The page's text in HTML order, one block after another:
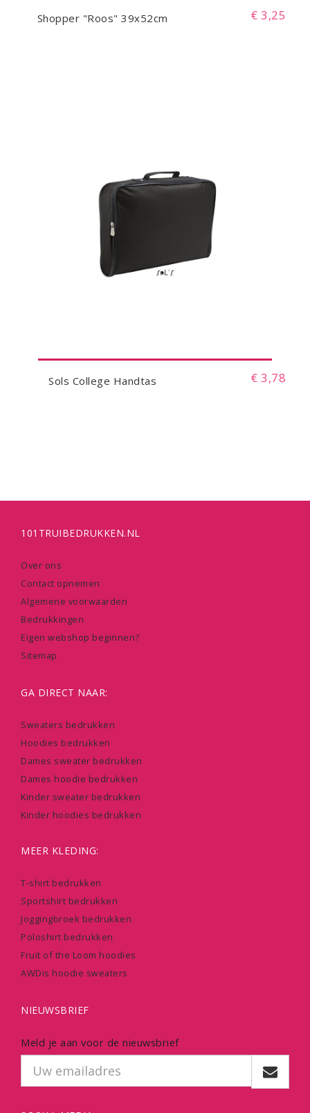
Shopper "Roos" 39x52cm € 3,25
Sols College Handtas € 3,78
101TRUIBEDRUKKEN.NL
Over ons
Contact opnemen
Algemene voorwaarden
Bedrukkingen
Eigen webshop beginnen?
Sitemap
GA DIRECT NAAR:
Sweaters bedrukken
Hoodies bedrukken
Dames sweater bedrukken
Dames hoodie bedrukken
Kinder sweater bedrukken
Kinder hoodies bedrukken
MEER KLEDING:
T-shirt bedrukken
Sportshirt bedrukken
Joggingbroek bedrukken
Poloshirt bedrukken
Fruit of the Loom hoodies
AWDis hoodie sweaters
NIEUWSBRIEF
Meld je aan voor de nieuwsbrief